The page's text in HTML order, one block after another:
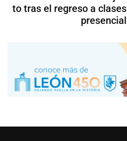
to tras el regreso a clases
presencial